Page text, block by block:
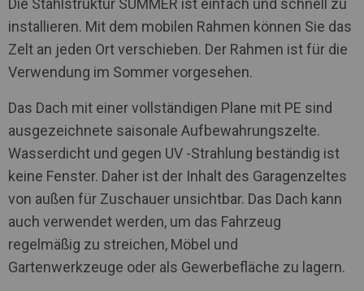
Die Stahlstruktur SUMMER ist einfach und schnell zu
installieren. Mit dem mobilen Rahmen können Sie das
Zelt an jeden Ort verschieben. Der Rahmen ist für die
Verwendung im Sommer vorgesehen.
Das Dach mit einer vollständigen Plane mit PE sind
ausgezeichnete saisonale Aufbewahrungszelte.
Wasserdicht und gegen UV -Strahlung beständig ist
keine Fenster. Daher ist der Inhalt des Garagenzeltes
von außen für Zuschauer unsichtbar. Das Dach kann
auch verwendet werden, um das Fahrzeug
regelmäßig zu streichen, Möbel und
Gartenwerkzeuge oder als Gewerbefläche zu lagern.